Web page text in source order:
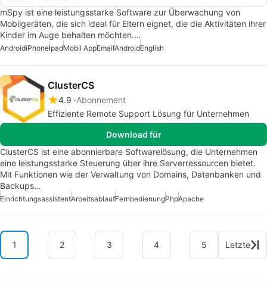
mSpy ist eine leistungsstarke Software zur Überwachung von
Mobilgeräten, die sich ideal für Eltern eignet, die die Aktivitäten ihrer
Kinder im Auge behalten möchten.…
AndroidiPhoneIpadMobil AppEmailAndroidEnglish
ClusterCS
4.9 Abonnement
Effiziente Remote Support Lösung für Unternehmen
Download für
ClusterCS ist eine abonnierbare Softwarelösung, die Unternehmen
eine leistungsstarke Steuerung über ihre Serverressourcen bietet.
Mit Funktionen wie der Verwaltung von Domains, Datenbanken und
Backups…
EinrichtungsassistentArbeitsablaufFernbedienungPhpApache
1 2 3 4 5 Letzte